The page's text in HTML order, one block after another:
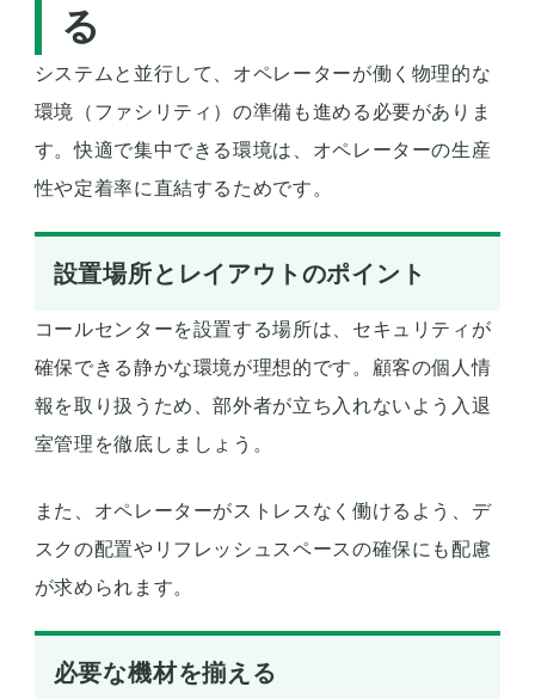
る
システムと並行して、オペレーターが働く物理的な
環境（ファシリティ）の準備も進める必要がありま
す。快適で集中できる環境は、オペレーターの生産
性や定着率に直結するためです。
設置場所とレイアウトのポイント
コールセンターを設置する場所は、セキュリティが
確保できる静かな環境が理想的です。顧客の個人情
報を取り扱うため、部外者が立ち入れないよう入退
室管理を徹底しましょう。
また、オペレーターがストレスなく働けるよう、デ
スクの配置やリフレッシュスペースの確保にも配慮
が求められます。
必要な機材を揃える